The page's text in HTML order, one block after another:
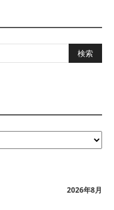
2026年8月